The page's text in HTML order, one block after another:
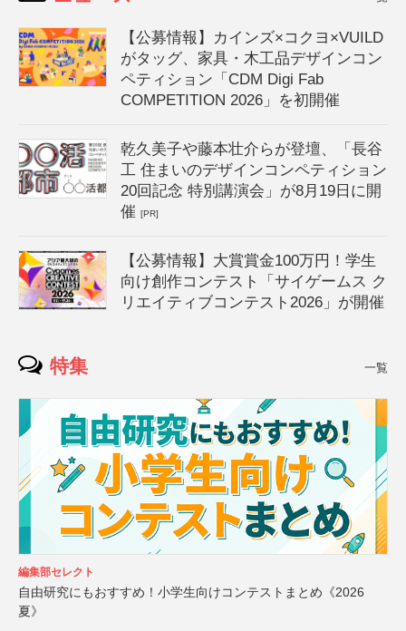
【公募情報】カインズ×コクヨ×VUILD
がタッグ、家具・木工品デザインコン
ペティション「CDM Digi Fab
COMPETITION 2026」を初開催
乾久美子や藤本壮介らが登壇、「長谷
工 住まいのデザインコンペティション
20回記念 特別講演会」が8月19日に開
催[PR]
【公募情報】大賞賞金100万円！学生
向け創作コンテスト「サイゲームス ク
リエイティブコンテスト2026」が開催
特集 一覧
編集部セレクト
自由研究にもおすすめ！小学生向けコンテストまとめ《2026
夏》